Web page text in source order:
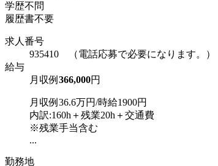
学歴不問
履歴書不要
求人番号
935410 （電話応募で必要になります。）
給与
月収例 366,000円
月収例36.6万円/時給1900円
内訳:160h＋残業20h＋交通費
※残業手当含む
...
勤務地